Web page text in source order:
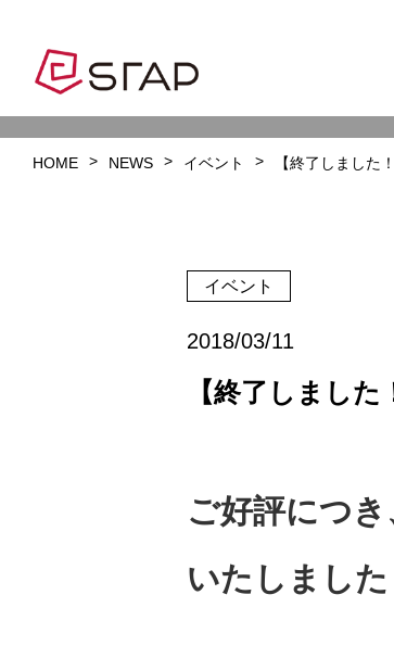
HOME NEWS イベント 【終了しました
イベント
2018/03/11
【終了しまし
ご好評につ
いたしました